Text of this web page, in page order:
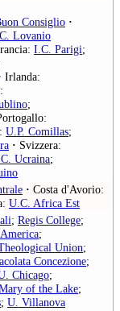
Consiglio ·
Lovanio
I.C. Parigi;
Irlanda:
;
U.P. Comillas;
· Svizzera:
Ucraina;
· Costa d'Avorio:
U.C. Africa Est
; Regis College;
;
Union;
Concezione;
Chicago;
of the Lake;
; U. Villanova